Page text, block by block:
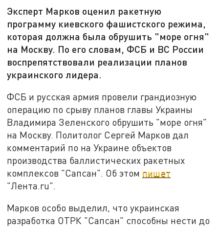
Эксперт Марков оценил ракетную
программу киевского фашистского режима,
которая должна была обрушить "море огня"
на Москву. По его словам, ФСБ и ВС России
воспрепятствовали реализации планов
украинского лидера.
ФСБ и русская армия провели грандиозную
операцию по срыву планов главы Украины
Владимира Зеленского обрушить "море огня"
на Москву. Политолог Сергей Марков дал
комментарий по на Украине объектов
производства баллистических ракетных
комплексов "Сапсан". Об этом пишет
"Лента.ru".
Марков особо выделил, что украинская
разработка ОТРК "Сапсан" способны нести до